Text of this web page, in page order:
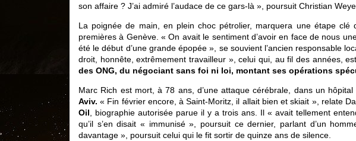
son affaire ? J’ai admiré l’audace de ce gars-là », poursuit Christian
La poignée de main, en plein choc pétrolier, marquera une étape clé
premières à Genève. « On avait le ­sentiment d’avoir en face de nous
été le début d’une grande épopée », se souvient l’ancien responsable
droit, honnête, extrêmement travailleur », celui qui, au fil des années,
des ONG, du négociant sans foi ni loi, montant ses opérations
Marc Rich est mort, à 78 ans, d’une attaque cérébrale, dans un hôpital
Aviv. « Fin février encore, à Saint-Moritz, il allait bien et skiait », relate
Oil , biographie autorisée parue il y a trois ans. Il « avait tellement
qu’il s’en disait « immunisé », poursuit ce dernier, parlant d’un
davantage », poursuit celui qui le fit sortir de quinze ans de silence.